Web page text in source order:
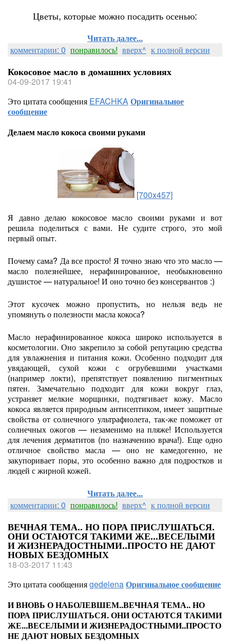
Цветы, которые можно посадить осенью:
Читать далее...
комментарии: 0 понравилось! вверх^ к полной версии
Кокосовое масло в домашних условиях
04-09-2017 19:41
Это цитата сообщения EFACHKAОригинальное
сообщение
Делаем масло кокоса своими руками
[700x457]
Я давно делаю кокосовое масло своими руками и вот
решила поделиться с вами. Не судите строго, это мой
первый опыт.
Почему сама? Да все просто! Я точно знаю что это масло —
масло полезнейшее, нерафинированное, необыкновенно
душистое — натуральное! И оно точно без консервантов :)
Этот кусочек можно пропустить, но нельзя ведь не
упомянуть о полезности масла кокоса?
Масло нерафинированное кокоса широко используется в
косметологии. Оно закрепило за собой репутацию средства
для увлажнения и питания кожи. Особенно подходит для
увядающей, сухой кожи с огрубевшими участками
(например локти), препятствует появлению пигментных
пятен. Замечательно подходит для кожи вокруг глаз,
устраняет мелкие морщинки, подтягивает кожу. Масло
кокоса является природным антисептиком, имеет защитные
свойства от солнечного ультрафиолета, так-же поможет от
солнечных ожогов — незаменимо на пляже! Используется
для лечения дерматитов (по назначению врача!). Еще одно
отличное свойство масла — оно не камедогенно, не
закупоривает поры, это особенно важно для подростков и
людей с жирной кожей.
Читать далее...
комментарии: 0 понравилось! вверх^ к полной версии
ВЕЧНАЯ ТЕМА.. НО ПОРА ПРИСЛУШАТЬСЯ.
ОНИ ОСТАЮТСЯ ТАКИМИ ЖЕ...ВЕСЕЛЫМИ
И ЖИЗНЕРАДОСТНЫМИ..ПРОСТО НЕ ДАЮТ
НОВЫХ БЕЗДОМНЫХ
18-03-2017 11:43
Это цитата сообщенияgedelenaОригинальное сообщение
И ВНОВЬ О НАБОЛЕВШЕМ..ВЕЧНАЯ ТЕМА.. НО
ПОРА ПРИСЛУШАТЬСЯ. ОНИ ОСТАЮТСЯ ТАКИМИ
ЖЕ...ВЕСЕЛЫМИ И ЖИЗНЕРАДОСТНЫМИ..ПРОСТО
НЕ ДАЮТ НОВЫХ БЕЗДОМНЫХ